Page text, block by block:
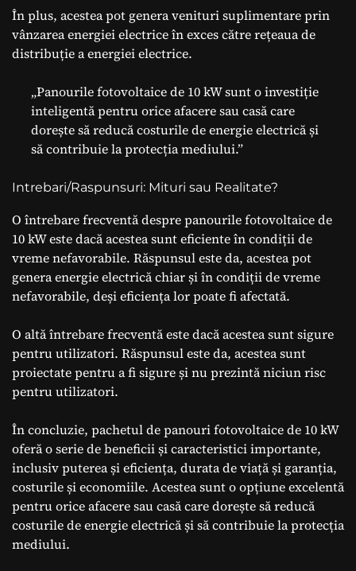
În plus, acestea pot genera venituri suplimentare prin
vânzarea energiei electrice în exces către rețeaua de
distribuție a energiei electrice.
„Panourile fotovoltaice de 10 kW sunt o investiție
inteligentă pentru orice afacere sau casă care
dorește să reducă costurile de energie electrică și
să contribuie la protecția mediului.”
Intrebari/Raspunsuri: Mituri sau Realitate?
O întrebare frecventă despre panourile fotovoltaice de
10 kW este dacă acestea sunt eficiente în condiții de
vreme nefavorabile. Răspunsul este da, acestea pot
genera energie electrică chiar și în condiții de vreme
nefavorabile, deși eficiența lor poate fi afectată.
O altă întrebare frecventă este dacă acestea sunt sigure
pentru utilizatori. Răspunsul este da, acestea sunt
proiectate pentru a fi sigure și nu prezintă niciun risc
pentru utilizatori.
În concluzie, pachetul de panouri fotovoltaice de 10 kW
oferă o serie de beneficii și caracteristici importante,
inclusiv puterea și eficiența, durata de viață și garanția,
costurile și economiile. Acestea sunt o opțiune excelentă
pentru orice afacere sau casă care dorește să reducă
costurile de energie electrică și să contribuie la protecția
mediului.